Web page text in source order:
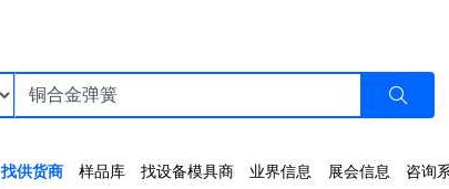
找供货商 样品库 找设备模具商 业界信息 展会信息 咨询